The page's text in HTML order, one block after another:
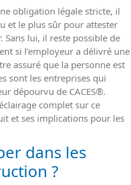
obligation légale stricte, il
et le plus sûr pour attester
Sans lui, il reste possible de
si l’employeur a délivré une
assuré que la personne est
sont les entreprises qui
dépourvu de CACES®.
complet sur ce
et ses implications pour les
dans les
?